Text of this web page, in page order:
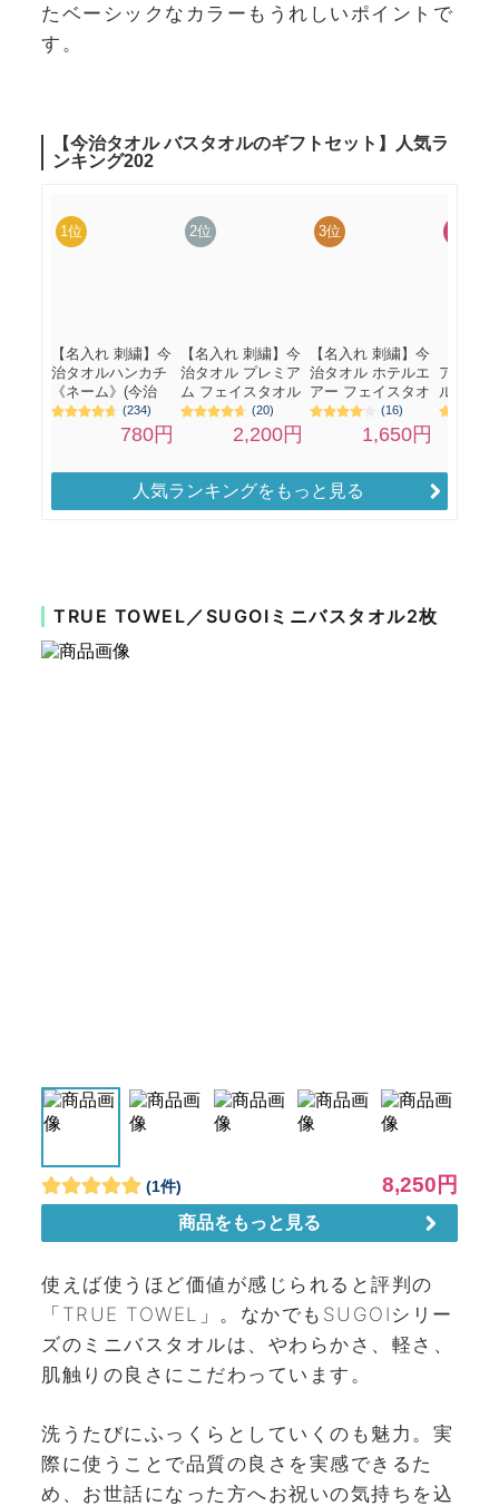
たベーシックなカラーもうれしいポイントで
す。
人気ランキングをもっと見る
TRUE TOWEL／SUGOIミニバスタオル2枚
使えば使うほど価値が感じられると評判の
「TRUE TOWEL」。なかでもSUGOIシリー
ズのミニバスタオルは、やわらかさ、軽さ、
肌触りの良さにこだわっています。
洗うたびにふっくらとしていくのも魅力。実
際に使うことで品質の良さを実感できるた
め、お世話になった方へお祝いの気持ちを込